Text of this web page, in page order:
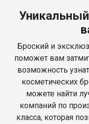
Броский и
поможет вам
возможность
косметических
можете найти
компаний по
класса, которая